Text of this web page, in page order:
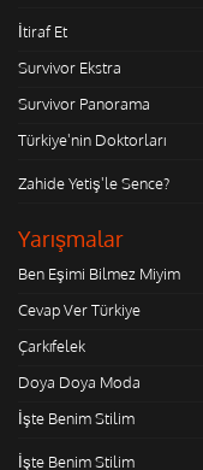
İtiraf Et
Survivor Ekstra
Survivor Panorama
Türkiye'nin Doktorları
Zahide Yetiş'le Sence?
Yarışmalar
Ben Eşimi Bilmez Miyim
Cevap Ver Türkiye
Çarkıfelek
Doya Doya Moda
İşte Benim Stilim
İşte Benim Stilim